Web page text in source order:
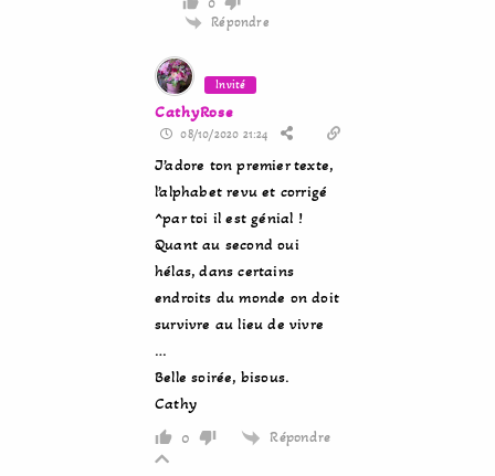
Répondre
Invité
CathyRose
08/10/2020 21:24
J’adore ton premier texte,
l’alphabet revu et corrigé
^par toi il est génial !
Quant au second oui
hélas, dans certains
endroits du monde on doit
survivre au lieu de vivre
…
Belle soirée, bisous.
Cathy
0 Répondre